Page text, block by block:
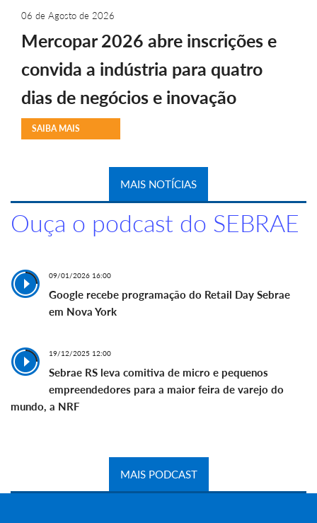
06 de Agosto de 2026
Mercopar 2026 abre inscrições e
convida a indústria para quatro
dias de negócios e inovação
SAIBA MAIS
MAIS NOTÍCIAS
Ouça o podcast do SEBRAE
09/01/2026 16:00
Google recebe programação do Retail Day Sebrae
em Nova York
19/12/2025 12:00
Sebrae RS leva comitiva de micro e pequenos
empreendedores para a maior feira de varejo do
mundo, a NRF
MAIS PODCAST